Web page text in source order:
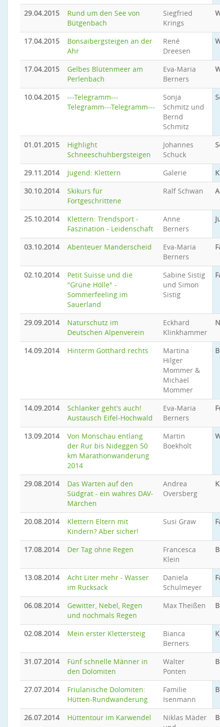
29.04.2015
Rund um den See von
Bütgenbach
Siegfried
Krings
17.04.2015
Bonsaibergsteigen an der
Ahr
René
Dreesen
17.04.2015
Gelbes Blütenmeer am
Perlenbach
Eva-Maria
Berners
10.04.2015
---Telegramm---
Telegramm---Telegramm---
Sonja
Schmitz und
Bernd
Schmitz
01.01.2015
Highlight
Schneeschuhbergsteigen
Johannes
Schuck
29.11.2014 Jugend: Klettern Galerie
30.10.2014
Skikurs für
Fortgeschrittene
Ralf Schwan
25.10.2014
Klettern: Trendsport -
Faszination - Leidenschaft
Anne
Berners
03.10.2014 Abenteuer Manderscheid
Eva-Maria
Berners
02.10.2014
Petit Suisse und die
"Grüne Hölle" -
Sommerfeeling im
Sauerland
Sabine Sistig
und Simon
Sistig
29.09.2014
Naturschutz im
Deutschen Alpenverein
Eckhard
Klinkhammer
14.09.2014 Hinterm Gotthard rechts
Martina
Hilger
Mommer &
Michael
Mommer
14.09.2014
Schlanker geht's auch!
Austausch Eifel-Hochwald
Eva-Maria
Berners
13.09.2014
Von Monschau entlang
der Rur bis Nideggen 50
km Marathonwanderung
2014
Martin
Boekholt
29.08.2014
Das Warten auf den
Südgrat - ein wahres DAV-
Märchen
Andrea
Oversberg
20.08.2014
Klettern Eltern mit
Kindern? Aber sicher!
Susi Graw
17.08.2014 Der Tag ohne Regen
Francesca
Klein
13.08.2014
Acht Liter mehr - Wasser
im Rucksack
Daniela
Schulmeyer
06.08.2014
Gewitter, Nebel, Regen
und nochmals Regen
Max Theißen
02.08.2014 Mein erster Klettersteig
Bianca
Berners
31.07.2014
Fünf schnelle Männer in
den Dolomiten
Walter
Ponten
27.07.2014
Friulanische Dolomiten:
Hütten-Rundwanderung
Familie
Isenmann
26.07.2014 Hüttentour im Karwendel
Niklas Mäder